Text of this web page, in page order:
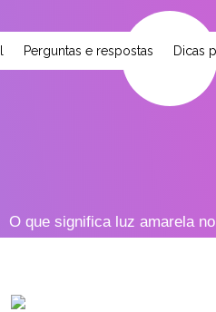
Perguntas e respostas Dicas
O que significa luz amarela